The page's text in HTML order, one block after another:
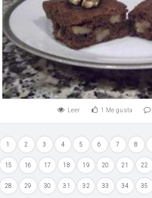
Leer 1 Me gusta
1 2 3 4 5 6 7 8
15 16 17 18 19 20 21 22
28 29 30 31 32 33 34 35